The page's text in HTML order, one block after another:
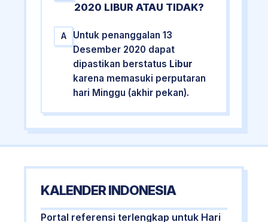
2020 LIBUR ATAU TIDAK?
A
Untuk penanggalan 13
Desember 2020 dapat
dipastikan berstatus Libur
karena memasuki perputaran
hari Minggu (akhir pekan).
KALENDER INDONESIA
Portal referensi terlengkap untuk Hari